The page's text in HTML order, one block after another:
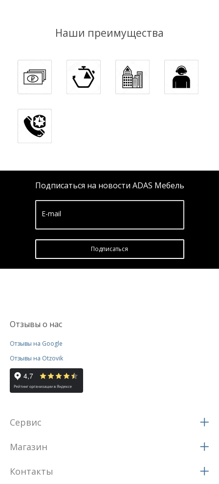
Наши преимущества
Подписаться на новости ADAS Мебель
E-mail
Подписатьcя
Отзывы о нас
Отзывы на Google
Отзывы на Otzovik
Сервис
Магазин
Контакты